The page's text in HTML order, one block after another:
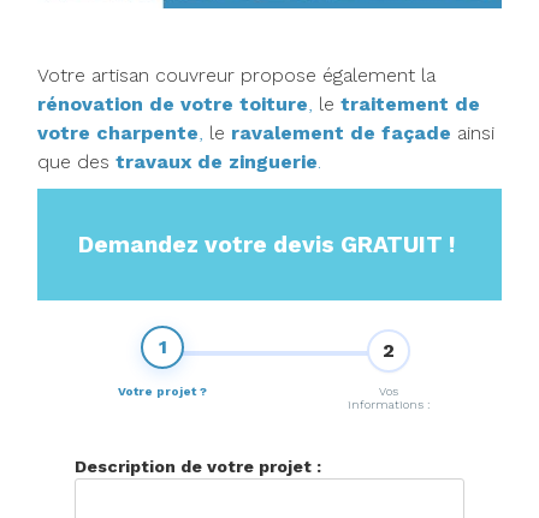
Votre artisan couvreur propose également la
rénovation de votre toiture, le traitement de
votre charpente, le ravalement de façade ainsi
que des travaux de zinguerie.
Demandez votre devis GRATUIT !
1
Votre projet ?
2
Vos
informations :
Description de votre projet :